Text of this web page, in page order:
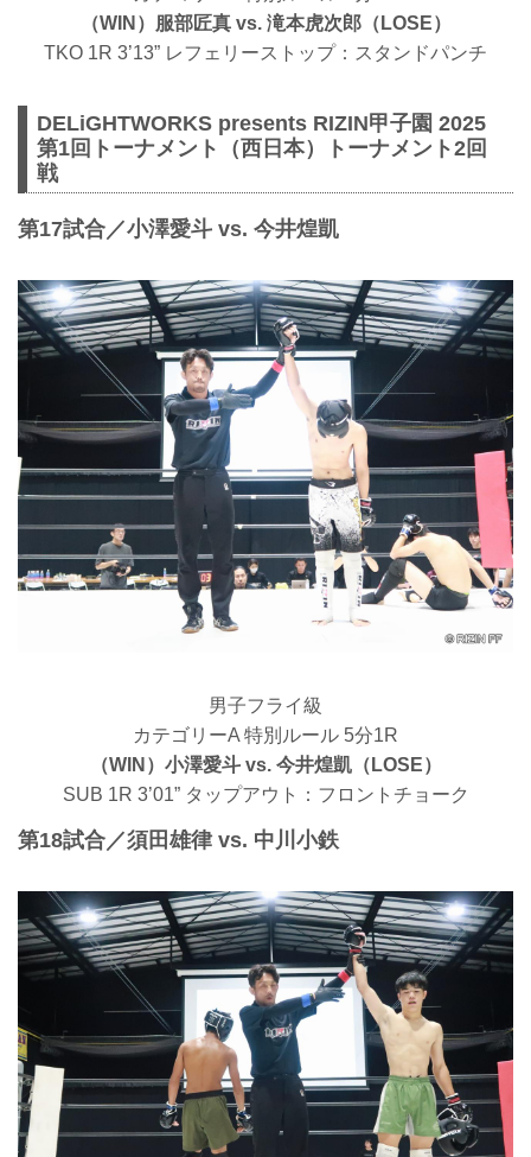
（WIN）服部匠真 vs. 滝本虎次郎（LOSE）
TKO 1R 3’13” レフェリーストップ：スタンドパンチ
DELiGHTWORKS presents RIZIN甲子園 2025
第1回トーナメント（西日本）トーナメント2回
戦
第17試合／小澤愛斗 vs. 今井煌凱
男子フライ級
カテゴリーA 特別ルール 5分1R
（WIN）小澤愛斗 vs. 今井煌凱（LOSE）
SUB 1R 3’01” タップアウト：フロントチョーク
第18試合／須田雄律 vs. 中川小鉄